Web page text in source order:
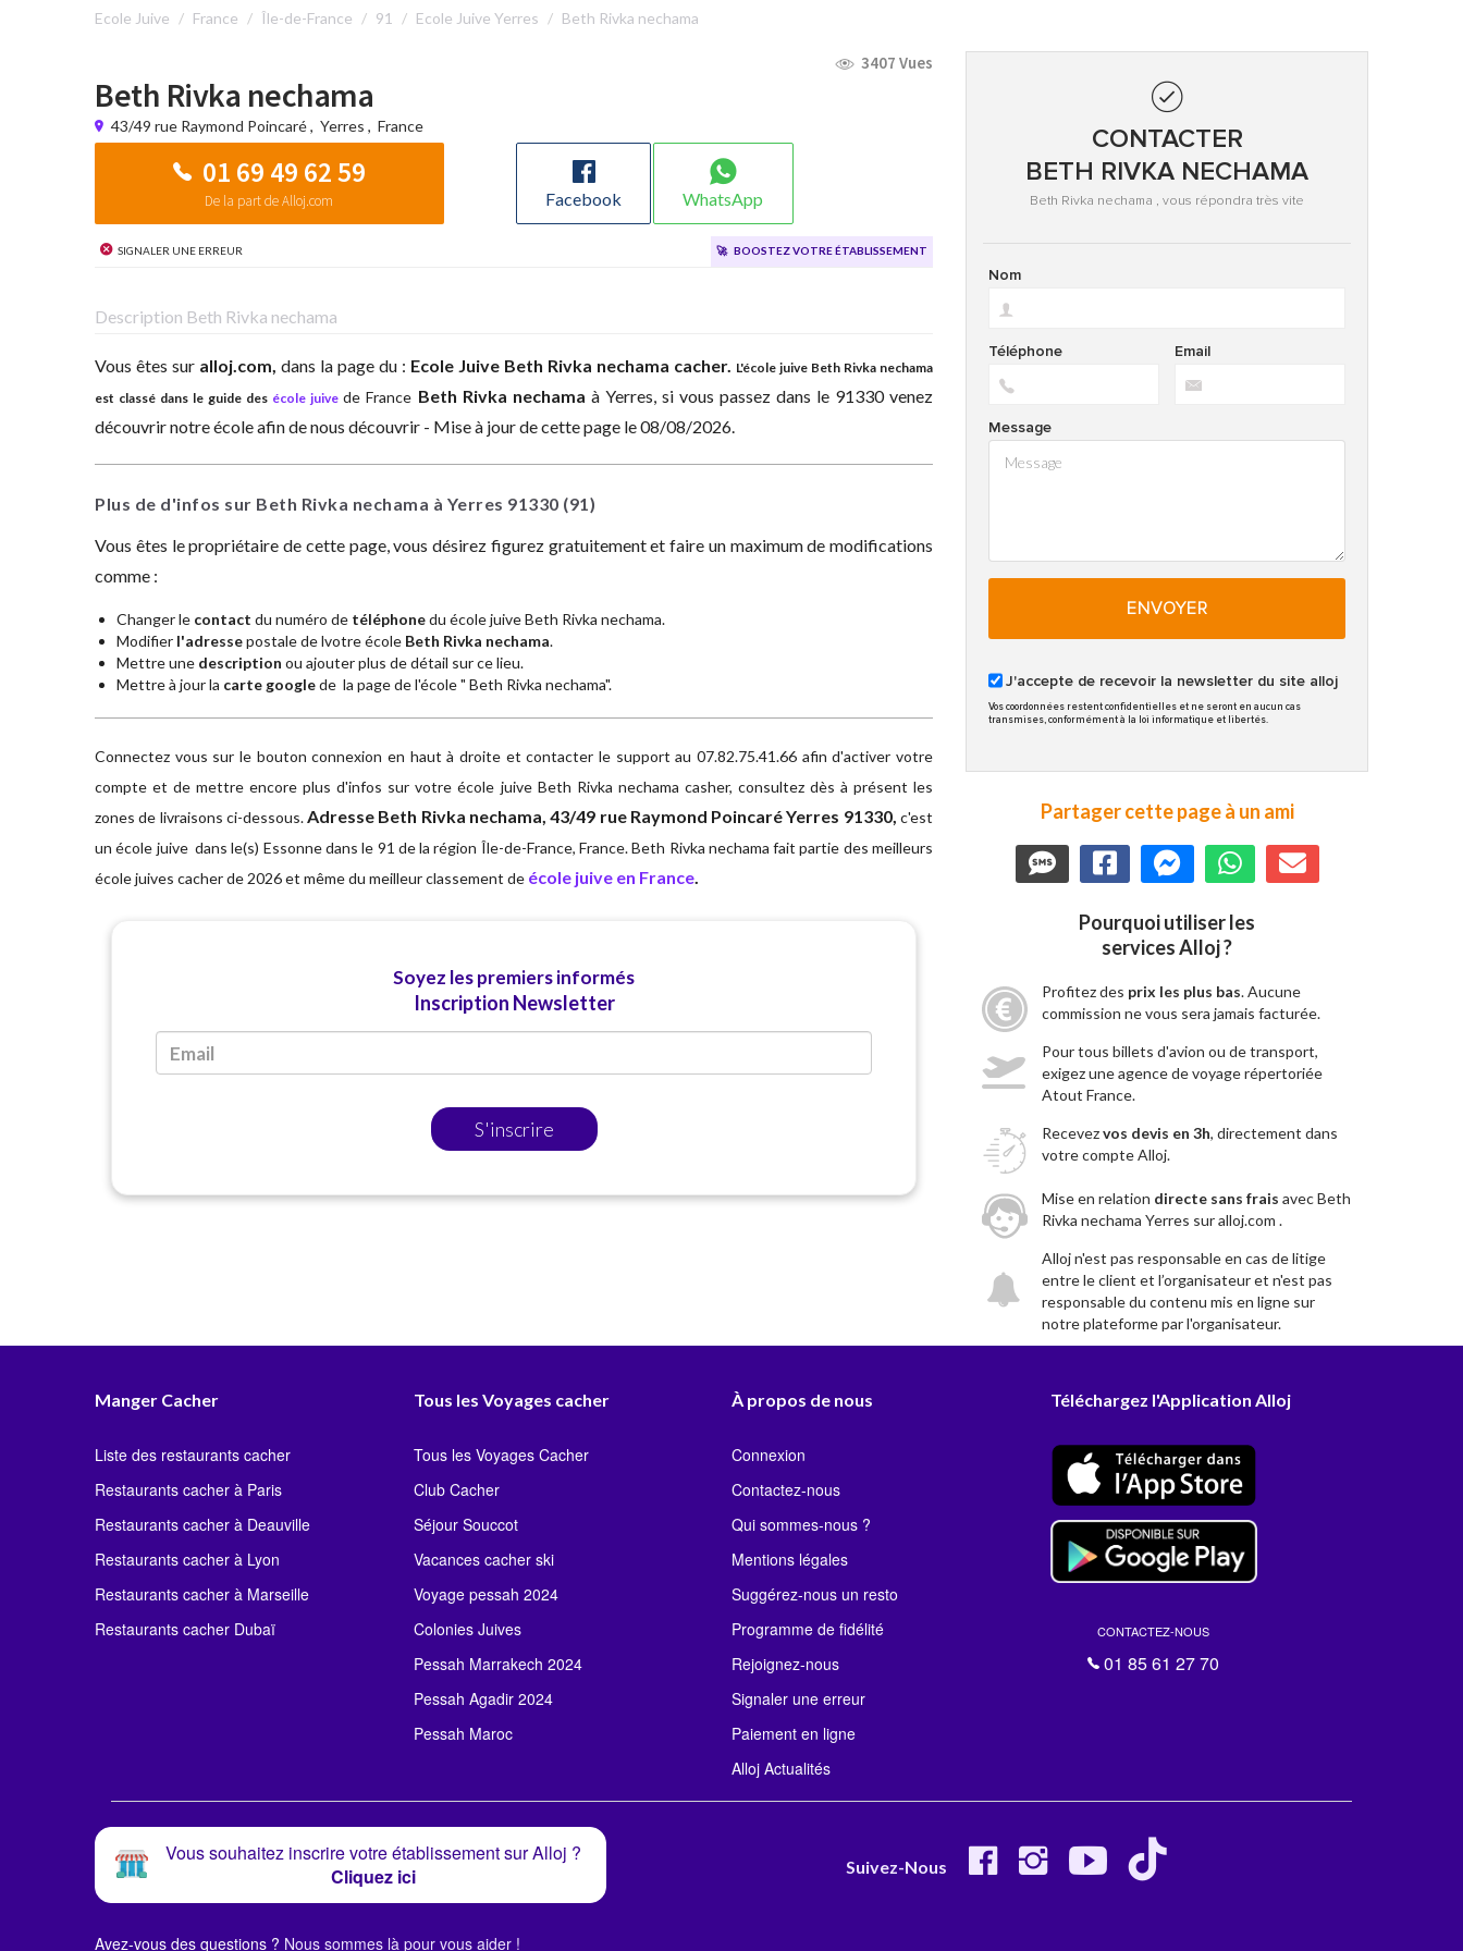
Ecole Juive France Île-de-France 91 Ecole Juive Yerres Beth Rivka nechama
3407 Vues
Beth Rivka nechama
43/49 rue Raymond Poincaré, Yerres , France
01 69 49 62 59
De la part de Alloj.com Facebook WhatsApp
Signaler une erreur 🚀 Boostez votre établissement
Description Beth Rivka nechama
Vous êtes sur alloj.com, dans la page du : Ecole Juive Beth Rivka nechama cacher. L'école juive Beth Rivka nechama
est classé dans le guide des école juive de France Beth Rivka nechama à Yerres, si vous passez dans le 91330 venez
découvrir notre école afin de nous découvrir - Mise à jour de cette page le 08/08/2026.
Plus de d'infos sur Beth Rivka nechama à Yerres 91330 (91)
Vous êtes le propriétaire de cette page, vous désirez figurez gratuitement et faire un maximum de modifications
comme :
Changer le contact du numéro de téléphonedu école juive Beth Rivka nechama.
Modifier l'adressepostale de lvotre école Beth Rivka nechama.
Mettre une description ou ajouter plus de détail sur ce lieu.
Mettre à jour la carte googlede la page de l'école " Beth Rivka nechama".
Connectez vous sur le bouton connexion en haut à droite et contacter le support au 07.82.75.41.66 afin d'activer votre
compte et de mettre encore plus d'infos sur votre école juive Beth Rivka nechama casher, consultez dès à présent les
zones de livraisons ci-dessous.Adresse Beth Rivka nechama, 43/49 rue Raymond Poincaré Yerres 91330, c'est
un école juive dans le(s) Essonne dans le 91 de la région Île-de-France, France. Beth Rivka nechama fait partie des meilleurs
école juives cacher de 2026 et même du meilleur classement de école juive en France.
Soyez les premiers informés
Inscription Newsletter
S'inscrire
CONTACTER
BETH RIVKA NECHAMA
Beth Rivka nechama , vous répondra très vite
Nom
Email
Téléphone
Message
ENVOYER
J'accepte de recevoir la newsletter du site alloj
Vos coordonnées restent confidentielles et ne seront en aucun cas
transmises, conformément à la loi informatique et libertés.
Partager cette page à un ami
Pourquoi utiliser les
services Alloj ?
Profitez des prix les plus bas. Aucune
commission ne vous sera jamais facturée.
Pour tous billets d'avion ou de transport,
exigez une agence de voyage répertoriée
Atout France.
Recevezvos devis en 3h, directement dans
votre compte Alloj.
Mise en relation directe sans frais avec Beth
Rivka nechama Yerres sur alloj.com .
Alloj n'est pas responsable en cas de litige
entre le client et l’organisateur et n'est pas
responsable du contenu mis en ligne sur
notre plateforme par l'organisateur.
Manger Cacher
Liste des restaurants cacher
Restaurants cacher à Paris
Restaurants cacher à Deauville
Restaurants cacher à Lyon
Restaurants cacher à Marseille
Restaurants cacher Dubaï
Tous les Voyages cacher
Tous les Voyages Cacher
Club Cacher
Séjour Souccot
Vacances cacher ski
Voyage pessah 2024
Colonies Juives
Pessah Marrakech 2024
Pessah Agadir 2024
Pessah Maroc
À propos de nous
Connexion
Contactez-nous
Qui sommes-nous ?
Mentions légales
Suggérez-nous un resto
Programme de fidélité
Rejoignez-nous
Signaler une erreur
Paiement en ligne
Alloj Actualités
Téléchargez l'Application Alloj
CONTACTEZ-NOUS
01 85 61 27 70
Vous souhaitez inscrire votre établissement sur Alloj ?
Cliquez ici
Suivez-Nous
Avez-vous des questions ? Nous sommes là pour vous aider !